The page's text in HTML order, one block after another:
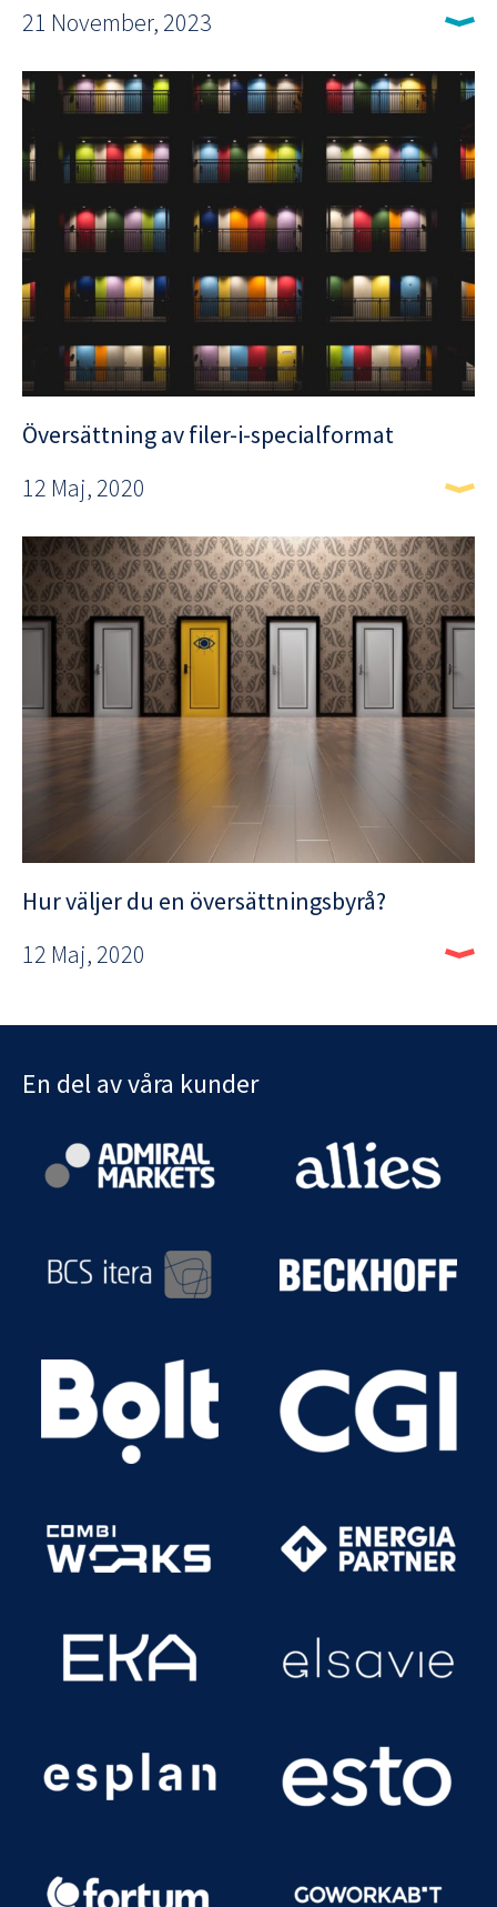
21 November, 2023
Översättning av filer-i-specialformat
12 Maj, 2020
Hur väljer du en översättningsbyrå?
12 Maj, 2020
En del av våra kunder